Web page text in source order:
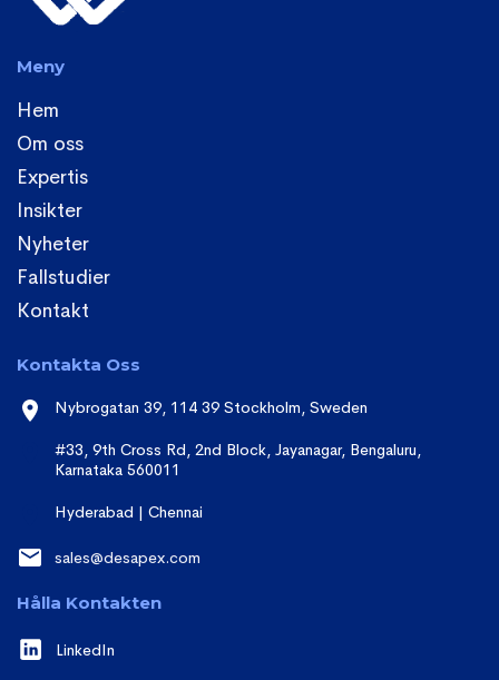
Meny
Hem
Om oss
Expertis
Insikter
Nyheter
Fallstudier
Kontakt
Kontakta Oss
Nybrogatan 39, 114 39 Stockholm, Sweden
#33, 9th Cross Rd, 2nd Block, Jayanagar, Bengaluru,
Karnataka 560011
Hyderabad | Chennai
sales@desapex.com
Hålla Kontakten
LinkedIn